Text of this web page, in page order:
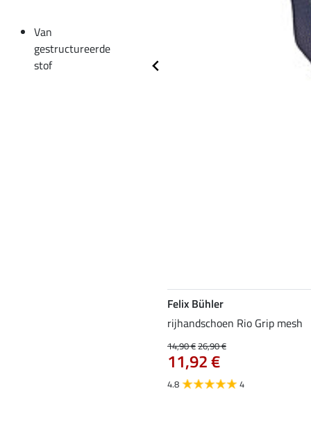
Van
gestructureerde
stof
Felix Bühler
rijhandschoen Rio Grip mesh
14,90 €26,90 €
11,92 €
4.8 4